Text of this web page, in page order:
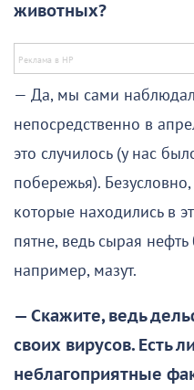
животных?
— Да, мы сами
непосредственно в
это случилось (у нас
побережья).
которые находились в
пятне, ведь сырая
например, мазут.
— Скажите, ведь
своих вирусов. Есть
неблагоприятные